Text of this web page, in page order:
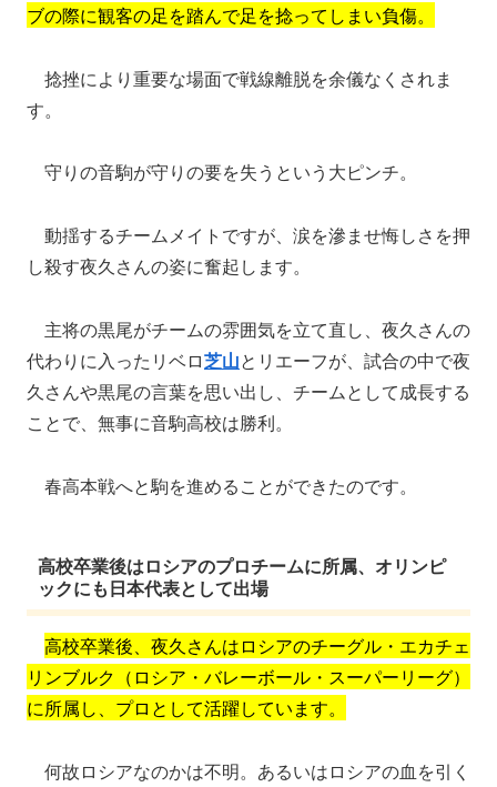
ブの際に観客の足を踏んで足を捻ってしまい負傷。
捻挫により重要な場面で戦線離脱を余儀なくされま
す。
守りの音駒が守りの要を失うという大ピンチ。
動揺するチームメイトですが、涙を滲ませ悔しさを押
し殺す夜久さんの姿に奮起します。
主将の黒尾がチームの雰囲気を立て直し、夜久さんの
代わりに入ったリベロ芝山とリエーフが、試合の中で夜
久さんや黒尾の言葉を思い出し、チームとして成長する
ことで、無事に音駒高校は勝利。
春高本戦へと駒を進めることができたのです。
高校卒業後はロシアのプロチームに所属、オリンピ
ックにも日本代表として出場
高校卒業後、夜久さんはロシアのチーグル・エカチェ
リンブルク（ロシア・バレーボール・スーパーリーグ）
に所属し、プロとして活躍しています。
何故ロシアなのかは不明。あるいはロシアの血を引く